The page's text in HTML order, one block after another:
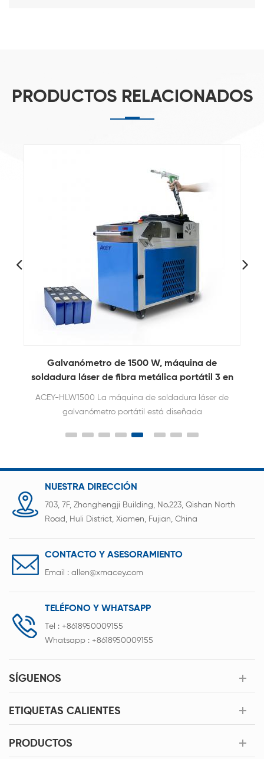
PRODUCTOS RELACIONADOS
máquina de
portátil 3 en
soldadura láser de
nueva energía,
y fabricantes de
Galvanómetro portátil de mano
soldador láser de metal de
ACEY-HLW2000 La máquina de
de fibra metálica portátil integra
baterías de litio. Adecuada para el
de vehículos de nueva energía a
paquetes de baterías
NUESTRA DIRECCIÓN
703, 7F, Zhonghengji Building, No.223, Qishan North
Road, Huli District, Xiamen, Fujian, China
CONTACTO Y ASESORAMIENTO
Email : allen@xmacey.com
TELÉFONO Y WHATSAPP
Tel : +8618950009155
Whatsapp : +8618950009155
SÍGUENOS
ETIQUETAS CALIENTES
PRODUCTOS